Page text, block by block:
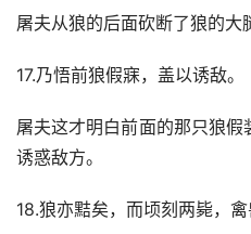
屠夫从狼的后面砍断了狼的大
17.乃悟前狼假寐，盖以诱敌。
屠夫这才明白前面的那只狼
诱惑敌方。
18.狼亦黠矣，而顷刻两毙，禽